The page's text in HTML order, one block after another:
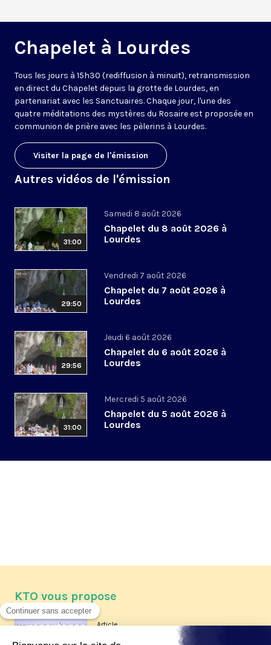
Chapelet à Lourdes
Tous les jours à 15h30 (rediffusion à minuit), retransmission
en direct du Chapelet depuis la grotte de Lourdes, en
partenariat avec les Sanctuaires. Chaque jour, l'une des
quatre méditations des mystères du Rosaire est proposée en
communion de prière avec les pèlerins à Lourdes.
Visiter la page de l'émission
Autres vidéos de l'émission
31:00
Samedi 8 août 2026
Chapelet du 8 août 2026 à
Lourdes
29:50
Vendredi 7 août 2026
Chapelet du 7 août 2026 à
Lourdes
29:56
Jeudi 6 août 2026
Chapelet du 6 août 2026 à
Lourdes
31:00
Mercredi 5 août 2026
Chapelet du 5 août 2026 à
Lourdes
KTO vous propose
Article
Les reportages d'été 2026 de KTO